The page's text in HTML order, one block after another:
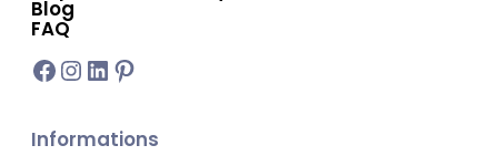
Blog
FAQ
Facebook InstagramLinkedIn Pinterest
Informations